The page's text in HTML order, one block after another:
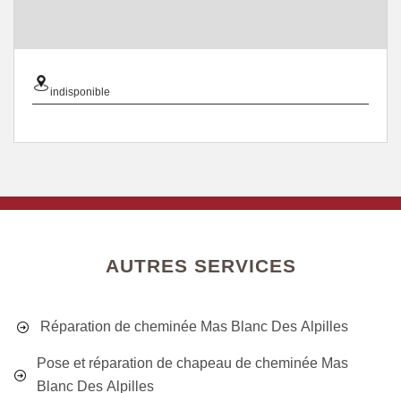
indisponible
AUTRES SERVICES
Réparation de cheminée Mas Blanc Des Alpilles
Pose et réparation de chapeau de cheminée Mas
Blanc Des Alpilles